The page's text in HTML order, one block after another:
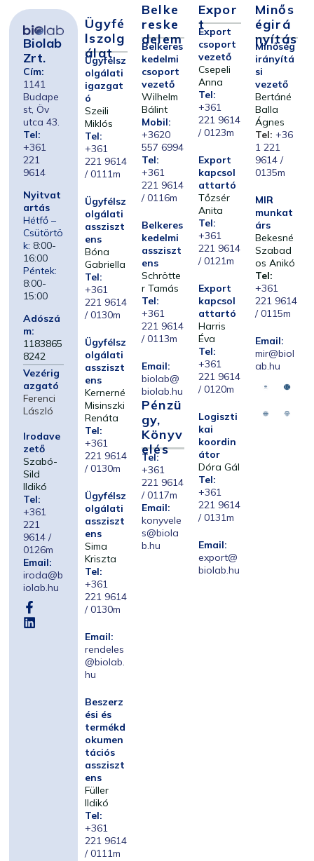
Biolab
Zrt.
Cím:
1141
Budape
st, Öv
utca 43.
Tel:
+361
221
9614
Nyitvat
artás
Hétfő –
Csütörtö
k: 8:00-
16:00
Péntek:
8:00-
15:00
Adószá
m:
1183865
8242
Vezérig
azgató
Ferenci
László
Irodave
zető
Szabó-
Sild
Ildikó
Tel:
+361
221
9614 /
0126m
Email:
iroda@b
iolab.hu
Ügyfé
Lszolg
Álat
Ügyfélsz
olgálati
igazgat
ó
Szeili
Miklós
Tel:
+361
221 9614
/ 0111m
Ügyfélsz
olgálati
assziszt
ens
Bóna
Gabriella
Tel:
+361
221 9614
/ 0130m
Ügyfélsz
olgálati
assziszt
ens
Kernerné
Misinszki
Renáta
Tel:
+361
221 9614
/ 0130m
Ügyfélsz
olgálati
assziszt
ens
Sima
Kriszta
Tel:
+361
221 9614
/ 0130m
Email:
rendeles
@biolab.
hu
Beszerz
ési és
termékd
okumen
tációs
assziszt
ens
Füller
Ildikó
Tel:
+361
221 9614
/ 0111m
Belke
Reske
Delem
Belkeres
kedelmi
csoport
vezető
Wilhelm
Bálint
Mobil:
+3620
557 6994
Tel:
+361
221 9614
/ 0116m
Belkeres
kedelmi
assziszt
ens
Schrötte
r Tamás
Tel:
+361
221 9614
/ 0113m
Email:
biolab@
biolab.hu
Pénzü
Gy,
Könyv
Elés
Tel:
+361
221 9614
/ 0117m
Email:
konyvele
s@biola
b.hu
Expor
T
Export
csoport
vezető
Csepeli
Anna
Tel:
+361
221 9614
/ 0123m
Export
kapcsol
attartó
Tőzsér
Anita
Tel:
+361
221 9614
/ 0121m
Export
kapcsol
attartó
Harris
Éva
Tel:
+361
221 9614
/ 0120m
Logiszti
kai
koordin
átor
Dóra Gál
Tel:
+361
221 9614
/ 0131m
Email:
export@
biolab.hu
Minős
Égirá
Nyítás
Minőség
irányítá
si
vezető
Bertáné
Balla
Ágnes
Tel: +36
1 221
9614 /
0135m
MIR
munkat
árs
Bekesné
Szabad
os Anikó
Tel:
+361
221 9614
/ 0115m
Email:
mir@biol
ab.hu